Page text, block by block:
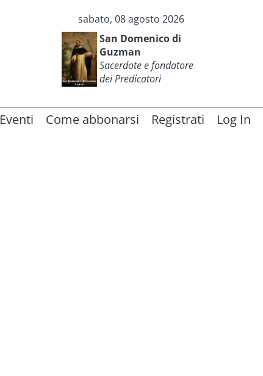
sabato, 08 agosto 2026
San Domenico di
Guzman
Sacerdote e fondatore
dei Predicatori
Eventi Come abbonarsi Registrati Log In